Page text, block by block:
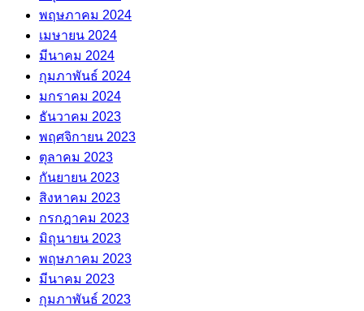
พฤษภาคม 2024
เมษายน 2024
มีนาคม 2024
กุมภาพันธ์ 2024
มกราคม 2024
ธันวาคม 2023
พฤศจิกายน 2023
ตุลาคม 2023
กันยายน 2023
สิงหาคม 2023
กรกฎาคม 2023
มิถุนายน 2023
พฤษภาคม 2023
มีนาคม 2023
กุมภาพันธ์ 2023